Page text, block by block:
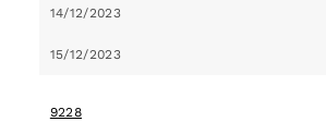
14/12/2023
15/12/2023
9228